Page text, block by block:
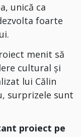
unică ca
foarte
menit să
cultural și
lui Călin
surprizele sunt
proiect pe